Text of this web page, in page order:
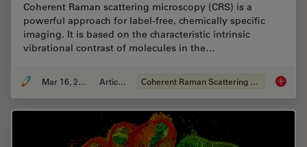
Coherent Raman scattering microscopy (CRS) is a
powerful approach for label-free, chemically specific
imaging. It is based on the characteristic intrinsic
vibrational contrast of molecules in the…
Mar 16, 2022 Articolo Coherent Raman Scattering (CRS) The